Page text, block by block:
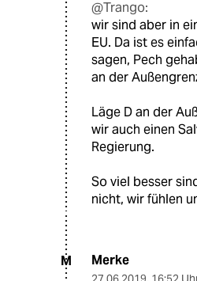
@Trango:
wir sind aber in
EU. Da ist es
sagen, Pech
an der
Läge D an der
wir auch einen
Regierung.
So viel besser
nicht, wir fühlen
M Merke